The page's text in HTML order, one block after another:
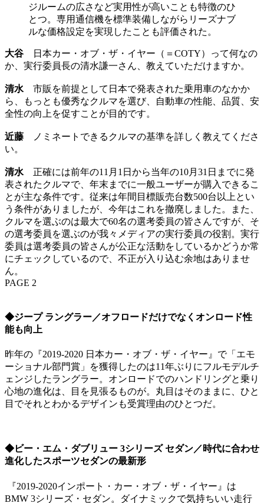
ジルームの広さなど実用性が高いことも特徴のひ
とつ。専用通信機を標準装備しながらリーズナブ
ルな価格設定を実現したことも評価された。
大谷 日本カー・オブ・ザ・イヤー（＝COTY）って何なの
か、実行委員長の清水謙一さん、教えていただけますか。
清水 市販を前提として日本で発表された乗用車のなかか
ら、もっとも優秀なクルマを選び、自動車の性能、品質、安
全性の向上を促すことが目的です。
近藤 ノミネートできるクルマの基準を詳しく教えてくださ
い。
清水 正確には前年の11月1日から当年の10月31日までに発
表されたクルマで、年末までに一般ユーザーが購入できるこ
とが主な条件です。従来は年間目標販売台数500台以上とい
う条件がありましたが、今年はこれを撤廃しました。また、
クルマを選ぶのは最大で60名の選考委員の皆さんですが、そ
の選考委員を選ぶのが我々メディアの実行委員の役割。実行
委員は選考委員の皆さんが公正な活動をしているかどうか常
にチェックしているので、不正が入り込む余地はありませ
ん。
PAGE 2
◆ジープ ラングラー／オフロードだけでなくオンロード性
能も向上
昨年の『2019-2020 日本カー・オブ・ザ・イヤー』で「エモ
ーショナル部門賞」を獲得したのは11年ぶりにフルモデルチ
ェンジしたラングラー。オンロードでのハンドリングと乗り
心地の進化は、目を見張るものが。丸目はそのままに、ひと
目でそれとわかるデザインも受賞理由のひとつだ。
◆ビー・エム・ダブリュー 3シリーズ セダン／時代に合わせ
進化したスポーツセダンの最新形
『2019-2020インポート・カー・オブ・ザ・イヤー』は
BMW 3シリーズ・セダン。ダイナミックで気持ちいい走行